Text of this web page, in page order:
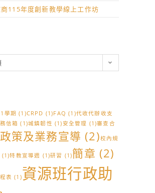
115年度創新教學線上工作坊
學期 (1)CRPD (1)FAQ (1)代收代辦收支
信箱 (1)城鎮韌性 (1)安全管理 (1)審查合
政策及業務宣導 (2)校內規
(1)特教宣導週 (1)研習 (1)簡章 (2)
表 (1)資源班行政助